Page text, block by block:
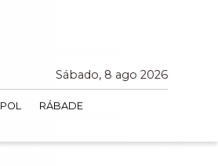
Sábado, 8 ago 2026
POL
RÁBADE